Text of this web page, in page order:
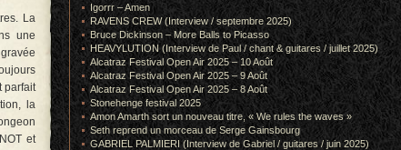
La
une
parfait
la
et
Igorrr – Amen
RAVENS CREW (Interview / septembre 2025)
Bruce Dickinson – More Balls to Picasso
HEAVYLUTION (Interview de Paul / chant & guitares / juillet 2025)
Alcatraz Festival Open Air 2025 – 10 Août
Alcatraz Festival Open Air 2025 – 9 Août
Alcatraz Festival Open Air 2025 – 8 Août
Stonehenge festival 2025
Amon Amarth sort un nouveau titre, « We rules the waves »
Seth reprend un morceau de Serge Gainsbourg
GABRIEL PALMIERI (Interview de Gabriel / guitares / juin 2025)